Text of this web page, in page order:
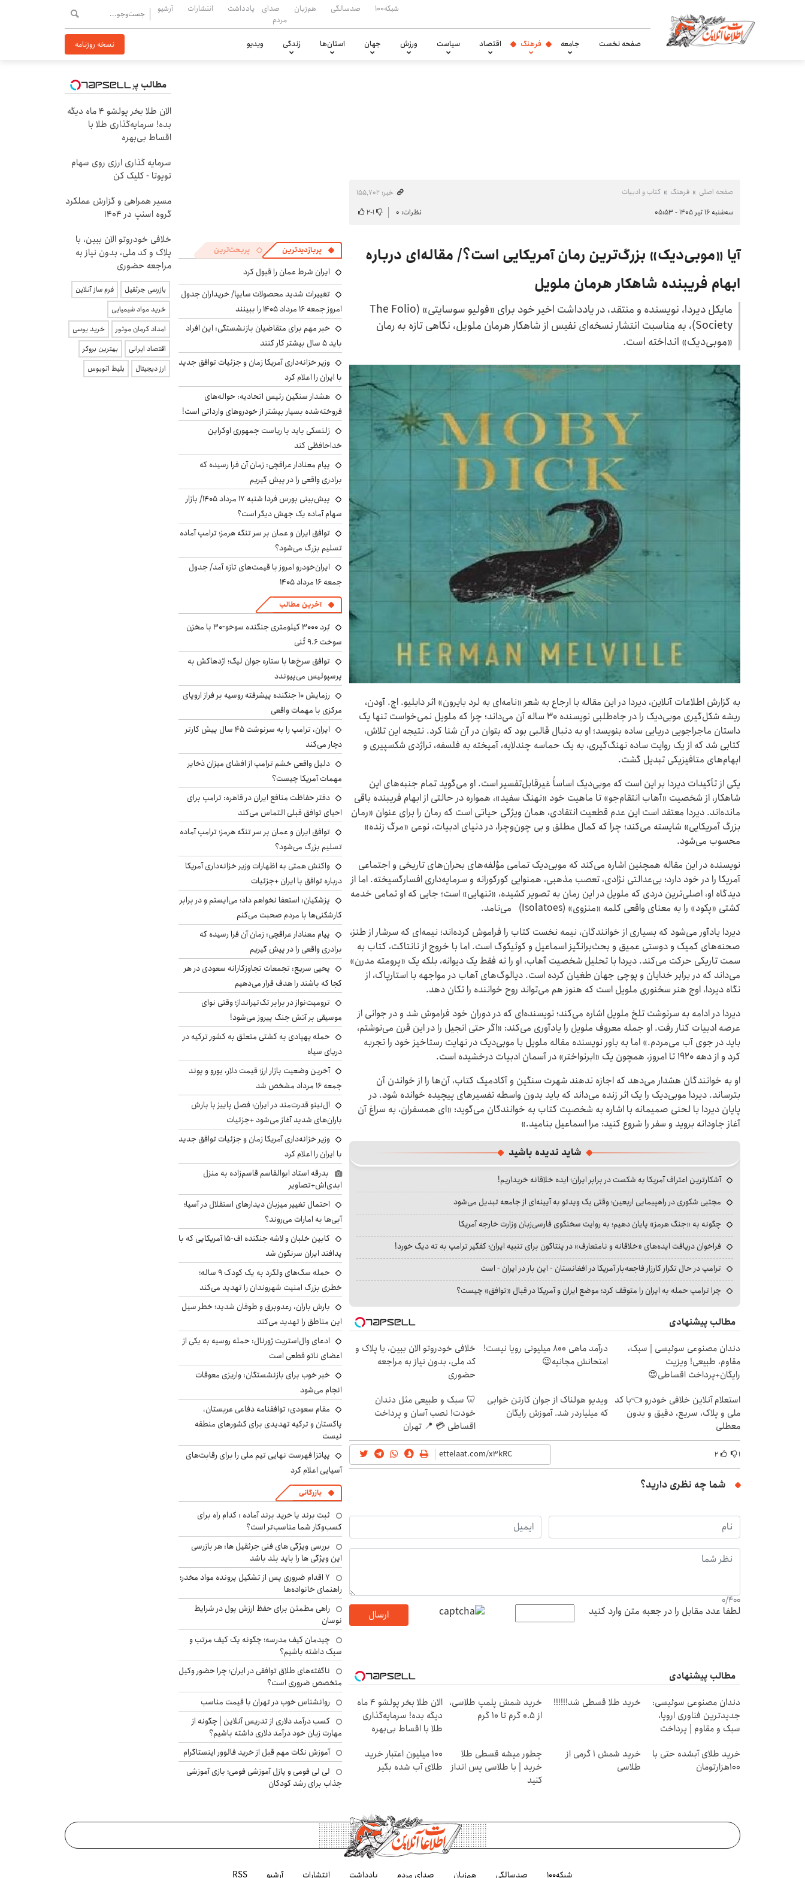
شبکه۱۰۰ صدسالگی هم‌زبان
صدای
مردم
یادداشت انتشارات آرشیو
صفحه نخست جامعه فرهنگ اقتصاد سیاست ورزش جهان استان‌ها زندگی ویدیو نسخه روزنامه
صفحه اصلی فرهنگ کتاب و ادبیات
خبر: ۱۵۵٬۷۰۲
سه‌شنبه ۱۶ تیر ۱۴۰۵ - ۰۵:۵۳
نظرات: ۰ ۱-۲
آیا «موبی‌دیک» بزرگ‌ترین رمان آمریکایی است؟/ مقاله‌ای درباره
ابهام فریبنده شاهکار هرمان ملویل
مایکل دیردا، نویسنده و منتقد، در یادداشت اخیر خود برای «فولیو سوسایتی» (The Folio
Society)، به مناسبت انتشار نسخه‌ای نفیس از شاهکار هرمان ملویل، نگاهی تازه به رمان
«موبی‌دیک» انداخته است.
به گزارش اطلاعات آنلاین، دیردا در این مقاله با ارجاع به شعر «نامه‌ای به لرد بایرون» اثر دابلیو. اچ. آودن،
ریشه شکل‌گیری موبی‌دیک را در جاه‌طلبی نویسنده ۳۰ ساله آن می‌داند؛ چرا که ملویل نمی‌خواست تنها یک
داستان ماجراجویی دریایی ساده بنویسد؛ او به دنبال قالبی بود که بتوان در آن شنا کرد. نتیجه این تلاش،
کتابی شد که از یک روایت ساده نهنگ‌گیری، به یک حماسه چندلایه، آمیخته به فلسفه، تراژدی شکسپیری و
ابهام‌های متافیزیکی تبدیل گشت.
یکی از تأکیدات دیردا بر این است که موبی‌دیک اساساً غیرقابل‌تفسیر است. او می‌گوید تمام جنبه‌های این
شاهکار، از شخصیت «آهاب انتقام‌جو» تا ماهیت خود «نهنگ سفید»، همواره در حالتی از ابهام فریبنده باقی
مانده‌اند. دیردا معتقد است این عدم قطعیت انتقادی، همان ویژگی حیاتی است که رمان را برای عنوان «رمان
بزرگ آمریکایی» شایسته می‌کند؛ چرا که کمال مطلق و بی چون‌وچرا، در دنیای ادبیات، نوعی «مرگ زنده»
محسوب می‌شود.
نویسنده در این مقاله همچنین اشاره می‌کند که موبی‌دیک تمامی مؤلفه‌های بحران‌های تاریخی و اجتماعی
آمریکا را در خود دارد: بی‌عدالتی نژادی، تعصب مذهبی، همنوایی کورکورانه و سرمایه‌داری افسارگسیخته. اما از
دیدگاه او، اصلی‌ترین دردی که ملویل در این رمان به تصویر کشیده، «تنهایی» است؛ جایی که او تمامی خدمه
کشتی «پکود» را به معنای واقعی کلمه «منزوی» (Isolatoes) می‌نامد.
دیردا یادآور می‌شود که بسیاری از خوانندگان، نیمه نخست کتاب را فراموش کرده‌اند؛ نیمه‌ای که سرشار از طنز،
صحنه‌های کمیک و دوستی عمیق و بحث‌برانگیز اسماعیل و کوئیکوگ است. اما با خروج از نانتاکت، کتاب به
سمت تاریکی حرکت می‌کند. دیردا با تحلیل شخصیت آهاب، او را نه فقط یک دیوانه، بلکه یک «پرومته مدرن»
می‌داند که در برابر خدایان و پوچی جهان طغیان کرده است. دیالوگ‌های آهاب در مواجهه با استارپاک، از
نگاه دیردا، اوج هنر سخنوری ملویل است که هنوز هم می‌تواند روح خواننده را تکان دهد.
دیردا در ادامه به سرنوشت تلخ ملویل اشاره می‌کند؛ نویسنده‌ای که در دوران خود فراموش شد و در جوانی از
عرصه ادبیات کنار رفت. او جمله معروف ملویل را یادآوری می‌کند: «اگر حتی انجیل را در این قرن می‌نوشتم،
باید در جوی آب می‌مردم.» اما به باور نویسنده مقاله ملویل با موبی‌دیک در نهایت رستاخیز خود را تجربه
کرد و از دهه ۱۹۲۰ تا امروز، همچون یک «ابرنواختر» در آسمان ادبیات درخشیده است.
او به خوانندگان هشدار می‌دهد که اجازه ندهند شهرت سنگین و آکادمیک کتاب، آن‌ها را از خواندن آن
بترساند. دیردا موبی‌دیک را یک اثر زنده می‌داند که باید بدون واسطه تفسیرهای پیچیده خوانده شود. در
پایان دیردا با لحنی صمیمانه با اشاره به شخصیت کتاب به خوانندگان می‌گوید: «ای همسفران، به سراغ آن
آغاز جاودانه بروید و سفر را شروع کنید: مرا اسماعیل بنامید.»
شاید ندیده باشید
آشکارترین اعتراف آمریکا به شکست در برابر ایران؛ ایده خلاقانه خریداریم!
مجتبی شکوری در راهپیمایی اربعین؛ وقتی یک ویدئو به آیینه‌ای از جامعه تبدیل می‌شود
چگونه به «جنگ هرمز» پایان دهیم؛ به روایت سخنگوی فارسی‌زبان وزارت خارجه آمریکا
فراخوان دریافت ایده‌های «خلاقانه و نامتعارف» در پنتاگون برای تنبیه ایران؛ کفگیر ترامپ به ته دیگ خورد!
ترامپ در حال تکرار کارزار فاجعه‌بار آمریکا در افغانستان - این بار در ایران - است
چرا ترامپ حمله به ایران را متوقف کرد؛ موضع ایران و آمریکا در قبال «توافق» چیست؟
مطالب پیشنهادی
دندان مصنوعی سوئیسی | سبک،
مقاوم، طبیعی! ویزیت
رایگان+پرداخت اقساطی😍
درآمد ماهی 800 میلیونی رویا نیست!
امتحانش مجانیه😉
خلافی خودروتو الان ببین، با پلاک و
کد ملی، بدون نیاز به مراجعه
حضوری
استعلام آنلاین خلافی خودرو 👈با کد
ملی و پلاک، سریع، دقیق و بدون
معطلی
ویدیو هولناک از جوان کارتن خوابی
که میلیاردر شد. آموزش رایگان
🦷 سبک و طبیعی مثل دندان
خودت! نصب آسان و پرداخت
اقساطی 💳 📍 تهران
۱ ۲
شما چه نظری دارید؟
0/400
لطفا عدد مقابل را در جعبه متن وارد کنید ارسال
مطالب پیشنهادی
دندان مصنوعی سوئیسی:
جدیدترین فناوری اروپا،
سبک و مقاوم | پرداخت
خرید طلا قسطی شد!!!!!!
خرید شمش پلمپ طلاسی،
از ۰.۵ گرم تا ۱۰ گرم
الان طلا بخر پولشو 4 ماه
دیگه بده! سرمایه‌گذاری
طلا با اقساط بی‌بهره
خرید طلای آبشده حتی با
۱۰۰هزارتومان
خرید شمش 1 گرمی از
طلاسی
چطور میشه قسطی طلا
خرید | با طلاسی پس انداز
کنید
100 میلیون اعتبار خرید
طلای آب شده بگیر
پربازدیدترین پربحث‌ترین
ایران شرط عمان را قبول کرد
تغییرات شدید محصولات سایپا/ خریداران جدول
امروز جمعه ۱۶ مرداد ۱۴۰۵ را ببینند
خبر مهم برای متقاضیان بازنشستگی: این افراد
باید ۵ سال بیشتر کار کنند
وزیر خزانه‌داری آمریکا زمان و جزئیات توافق جدید
با ایران را اعلام کرد
هشدار سنگین رئیس اتحادیه: حواله‌های
فروخته‌شده بسیار بیشتر از خودروهای وارداتی است!
زلنسکی باید با ریاست جمهوری اوکراین
خداحافظی کند
پیام معنادار عراقچی: زمان آن فرا رسیده که
برادری واقعی را در پیش گیریم
پیش‌بینی بورس فردا شنبه ۱۷ مرداد ۱۴۰۵/ بازار
سهام آماده یک جهش دیگر است؟
توافق ایران و عمان بر سر تنگه هرمز؛ ترامپ آماده
تسلیم بزرگ می‌شود؟
ایران‌خودرو امروز با قیمت‌های تازه آمد/ جدول
جمعه ۱۶ مرداد ۱۴۰۵
آخرین مطالب
بُرد ۳۰۰۰ کیلومتری جنگنده سوخو-۳۰ با مخزن
سوخت ۹.۶ تُنی
توافق سرخ‌ها با ستاره جوان لیگ؛ اژدهاکش به
پرسپولیس می‌پیوندد
رزمایش ۱۰ جنگنده پیشرفته روسیه بر فراز اروپای
مرکزی با مهمات واقعی
ایران، ترامپ را به سرنوشت ۴۵ سال پیش کارتر
دچار می‌کند
دلیل واقعی خشم ترامپ از افشای میزان ذخایر
مهمات آمریکا چیست؟
دفتر حفاظت منافع ایران در قاهره: ترامپ برای
احیای توافق قبلی التماس می‌کند
توافق ایران و عمان بر سر تنگه هرمز؛ ترامپ آماده
تسلیم بزرگ می‌شود؟
واکنش همتی به اظهارات وزیر خزانه‌داری آمریکا
درباره توافق با ایران +جزئیات
پزشکیان: استعفا نخواهم داد؛ می‌ایستم و در برابر
کارشکنی‌ها با مردم صحبت می‌کنم
پیام معنادار عراقچی: زمان آن فرا رسیده که
برادری واقعی را در پیش گیریم
یحیی سریع: تجمعات تجاوزکارانه سعودی در هر
کجا که باشند را هدف قرار می‌دهیم
ترومپت‌نواز در برابر تک‌تیرانداز؛ وقتی نوای
موسیقی بر آتش جنگ پیروز می‌شود!
حمله پهپادی به کشتی متعلق به کشور ترکیه در
دریای سیاه
آخرین وضعیت بازار ارز؛ قیمت دلار، یورو و پوند
جمعه ۱۶ مرداد مشخص شد
ال‌نینو قدرت‌مند در ایران؛ فصل پاییز با بارش
باران‌های شدید آغاز می‌شود +جزئیات
وزیر خزانه‌داری آمریکا زمان و جزئیات توافق جدید
با ایران را اعلام کرد
بدرقه استاد ابوالقاسم قاسم‌زاده به منزل
ابدی‌اش+تصاویر
احتمال تغییر میزبان دیدارهای استقلال در آسیا؛
آبی‌ها به امارات می‌روند؟
کابین خلبان و لاشه جنگنده اف-۱۵ آمریکایی که با
پدافند ایران سرنگون شد
حمله سگ‌های ولگرد به یک کودک ۹ ساله؛
خطری بزرگ امنیت شهروندان را تهدید می‌کند
بارش باران، رعدوبرق و طوفان شدید؛ خطر سیل
این مناطق را تهدید می‌کند
ادعای وال‌استریت ژورنال: حمله روسیه به یکی از
اعضای ناتو قطعی است
خبر خوب برای بازنشستگان: واریزی معوقات
انجام می‌شود
مقام سعودی: توافقنامه دفاعی عربستان،
پاکستان و ترکیه تهدیدی برای کشورهای منطقه
نیست
پیاتزا فهرست نهایی تیم ملی را برای رقابت‌های
آسیایی اعلام کرد
بازرگانی
ثبت برند یا خرید برند آماده : کدام راه برای
کسب‌وکار شما مناسب‌تر است؟
بررسی ویژگی های فنی جرثقیل ها: هر بازرسی
این ویژگی ها را باید بلد باشد
۷ اقدام ضروری پس از تشکیل پرونده مواد مخدر؛
راهنمای خانواده‌ها
راهی مطمئن برای حفظ ارزش پول در شرایط
نوسان
چیدمان کیف مدرسه؛ چگونه یک کیف مرتب و
سبک داشته باشیم؟
ناگفته‌های طلاق توافقی در ایران؛ چرا حضور وکیل
متخصص ضروری است؟
روانشناس خوب در تهران با قیمت مناسب
کسب درآمد دلاری از تدریس آنلاین | چگونه از
مهارت زبان خود درآمد دلاری داشته باشیم؟
آموزش نکات مهم قبل از خرید فالوور اینستاگرام
لی لی فومی و پازل آموزشی فومی؛ بازی آموزشی
جذاب برای رشد کودکان
مطالب پیشنهادی
الان طلا بخر پولشو 4 ماه دیگه
بده! سرمایه‌گذاری طلا با
اقساط بی‌بهره
سرمایه گذاری ارزی روی سهام
تویوتا - کلیک کن
مسیر همراهی و گزارش عملکرد
گروه اسنپ در ۱۴۰۴
خلافی خودروتو الان ببین، با
پلاک و کد ملی، بدون نیاز به
مراجعه حضوری
بازرسی جرثقیل
فرم ساز آنلاین
خرید مواد شیمیایی
امداد کرمان موتور
خرید یوسی
اقتصاد ایرانی
بهترین بروکر
ارز دیجیتال
بلیط اتوبوس
شبکه۱۰۰ صدسالگی هم‌زبان صدای مردم یادداشت انتشارات آرشیو RSS